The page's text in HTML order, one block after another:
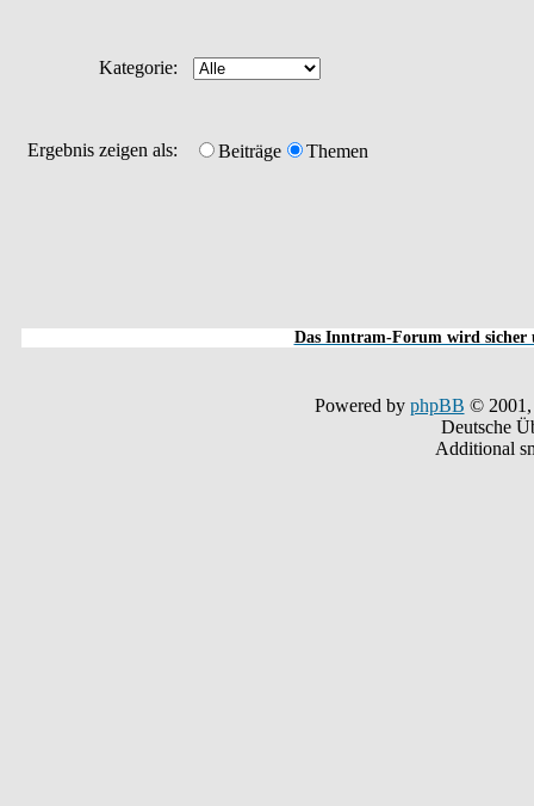
Kategorie:
Ergebnis zeigen als: Beiträge Themen
Das Inntram-Forum wird sicher
Powered by phpBB © 2001,
Deutsche
Additional